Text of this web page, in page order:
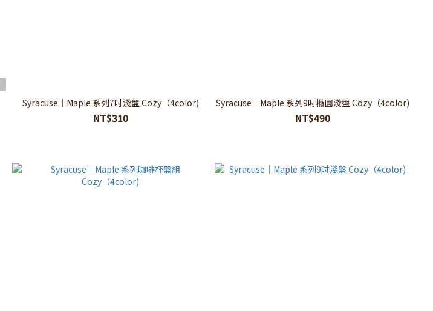
Syracuse｜Maple 系列7吋淺盤 Cozy（4color)
NT$310
Syracuse｜Maple 系列9吋橢圓淺盤 Cozy（4color)
NT$490